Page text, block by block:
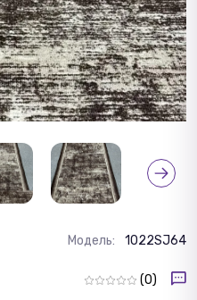
Модель: 1022SJ64
(0)